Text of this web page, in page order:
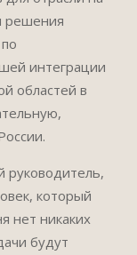
решения
интеграции
областей в
руководитель,
который
нет никаких
будут